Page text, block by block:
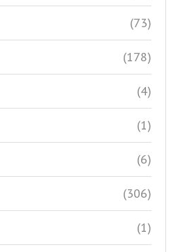
(73)
(178)
(4)
(1)
(6)
(306)
(1)